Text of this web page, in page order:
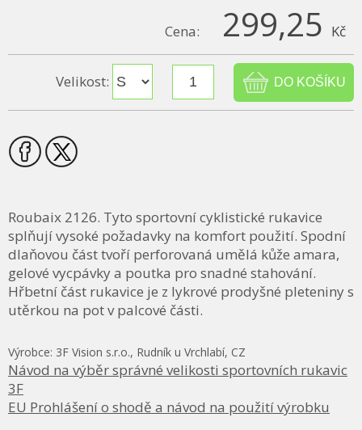
Cena: 299,25 Kč
Velikost:
Roubaix 2126. Tyto sportovní cyklistické rukavice
splňují vysoké požadavky na komfort použití. Spodní
dlaňovou část tvoří perforovaná umělá kůže amara,
gelové vycpávky a poutka pro snadné stahování.
Hřbetní část rukavice je z lykrové prodyšné pleteniny s
utěrkou na pot v palcové části.
Výrobce: 3F Vision s.r.o., Rudník u Vrchlabí, CZ
Návod na výběr správné velikosti sportovních rukavic
3F
EU Prohlášení o shodě a návod na použití výrobku